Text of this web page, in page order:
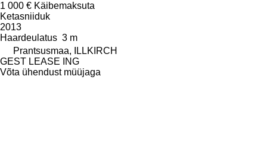
1 000 € Käibemaksuta
Ketasniiduk
2013
Haardeulatus 3 m
Prantsusmaa, ILLKIRCH
GEST LEASE ING
Võta ühendust müüjaga